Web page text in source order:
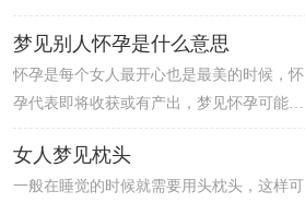
期你运势很好，很快就会有好的事情发生或
者有好的消息传来。此外，你的财运也非常
不错，虽然会觉得工作很辛苦，但对于收入
还是很满意的，并且会获得不少奖励。建议
你万事低调，免得出现什么差错，让自己损
失了一笔钱财。
梦见别人怀孕是什么意思
怀孕是每个女人最开心也是最美的时候，怀
孕代表即将收获或有产出，梦见怀孕可能是
现实中怀孕愿望的补偿。梦见别人怀孕，是
吉兆，预示着做梦人身边的人会有所变化，
和你的关系将发生一些变化，变化的很可能
女人梦见枕头
一般在睡觉的时候就需要用头枕头，这样可